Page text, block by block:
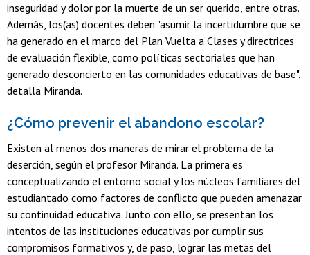
inseguridad y dolor por la muerte de un ser querido, entre otras.
Además, los(as) docentes deben "asumir la incertidumbre que se
ha generado en el marco del Plan Vuelta a Clases y directrices
de evaluación flexible, como políticas sectoriales que han
generado desconcierto en las comunidades educativas de base",
detalla Miranda.
¿Cómo prevenir el abandono escolar?
Existen al menos dos maneras de mirar el problema de la
deserción, según el profesor Miranda. La primera es
conceptualizando el entorno social y los núcleos familiares del
estudiantado como factores de conflicto que pueden amenazar
su continuidad educativa. Junto con ello, se presentan los
intentos de las instituciones educativas por cumplir sus
compromisos formativos y, de paso, lograr las metas del